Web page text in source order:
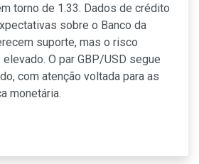
torno de 1.33. Dados de crédito
sobre o Banco da
suporte, mas o risco
O par GBP/USD segue
com atenção voltada para as
monetária.